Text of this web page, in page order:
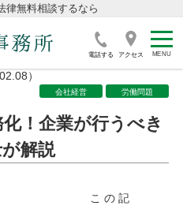
律無料相談するなら
電話する アクセス
）
会社経営 労働問題
！企業が行うべき
解説
この記